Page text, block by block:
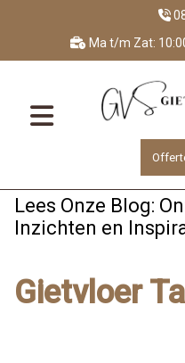
Ma t/m Zat:
Lees Onze Blog:
Inzichten en
Gietvloer